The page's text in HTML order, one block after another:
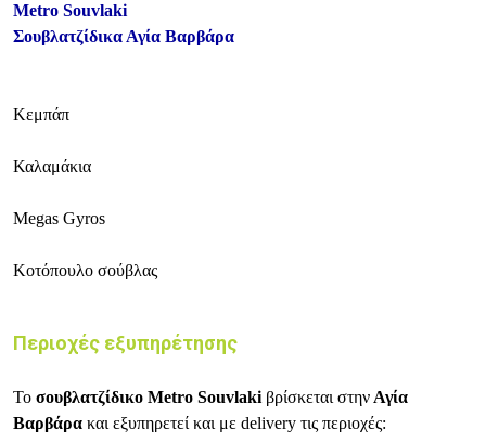
Metro Souvlaki
Σουβλατζίδικα Αγία Βαρβάρα
Κεμπάπ
Καλαμάκια
Megas Gyros
Κοτόπουλο σούβλας
Περιοχές εξυπηρέτησης
Το σουβλατζίδικο Metro Souvlaki βρίσκεται στην Αγία
Βαρβάρα και εξυπηρετεί και με delivery τις περιοχές: